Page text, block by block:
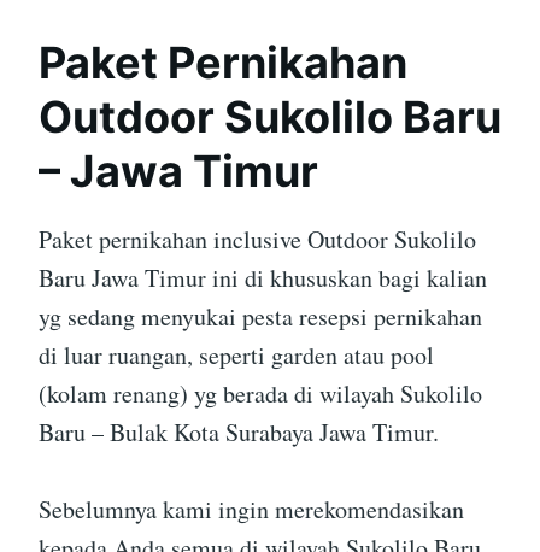
Paket Pernikahan
Outdoor Sukolilo Baru
– Jawa Timur
Paket pernikahan inclusive Outdoor Sukolilo
Baru Jawa Timur ini di khususkan bagi kalian
yg sedang menyukai pesta resepsi pernikahan
di luar ruangan, seperti garden atau pool
(kolam renang) yg berada di wilayah Sukolilo
Baru – Bulak Kota Surabaya Jawa Timur.
Sebelumnya kami ingin merekomendasikan